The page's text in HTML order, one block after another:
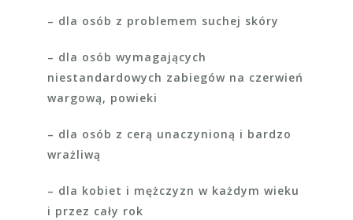
– dla osób z problemem suchej skóry
– dla osób wymagających
niestandardowych zabiegów na czerwień
wargową, powieki
– dla osób z cerą unaczynioną i bardzo
wrażliwą
– dla kobiet i mężczyzn w każdym wieku
i przez cały rok